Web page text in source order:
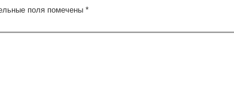
поля помечены *